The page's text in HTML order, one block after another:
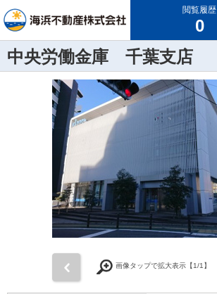
閲覧履歴
0
中央労働金庫 千葉支店
画像タップで拡大表示【1/1】